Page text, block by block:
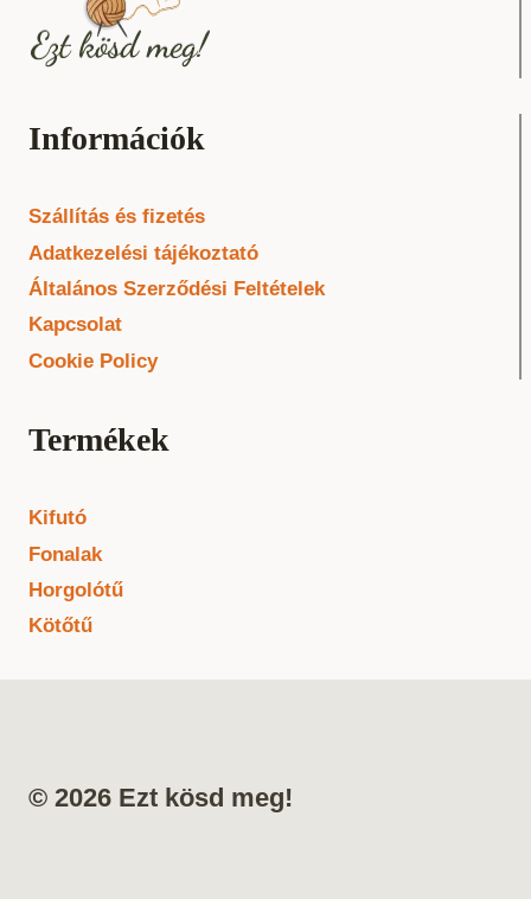
Információk
Szállítás és fizetés
Adatkezelési tájékoztató
Általános Szerződési Feltételek
Kapcsolat
Cookie Policy
Termékek
Kifutó
Fonalak
Horgolótű
Kötőtű
© 2026 Ezt kösd meg!